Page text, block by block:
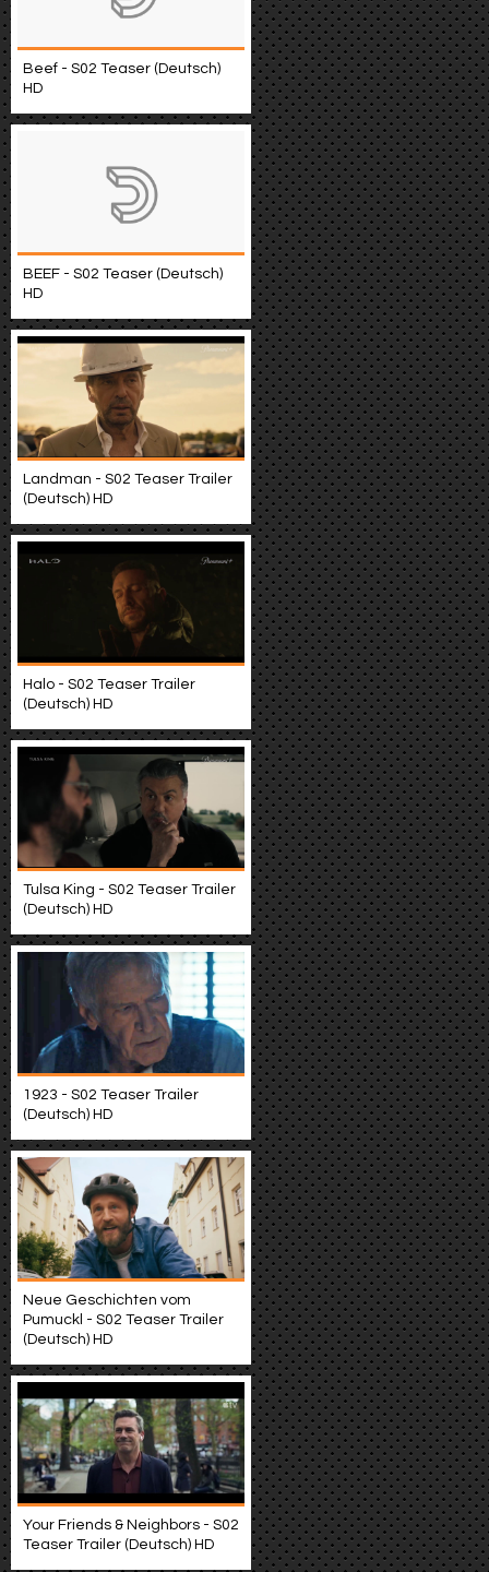
Beef - S02 Teaser (Deutsch)
HD
BEEF - S02 Teaser (Deutsch)
HD
Landman - S02 Teaser Trailer
(Deutsch) HD
Halo - S02 Teaser Trailer
(Deutsch) HD
Tulsa King - S02 Teaser Trailer
(Deutsch) HD
1923 - S02 Teaser Trailer
(Deutsch) HD
Neue Geschichten vom
Pumuckl - S02 Teaser Trailer
(Deutsch) HD
Your Friends & Neighbors - S02
Teaser Trailer (Deutsch) HD